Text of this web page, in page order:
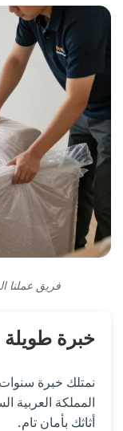
فريق عملنا
خبرة طويلة
نمتلك خبرة
المملكة العربية
أثاثك بأمان تام.